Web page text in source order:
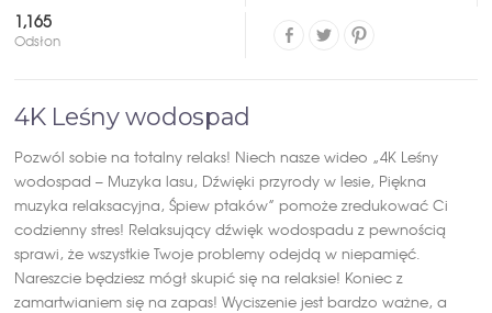
1,165
Odsłon
4K Leśny wodospad
Pozwól sobie na totalny relaks! Niech nasze wideo „4K Leśny
wodospad – Muzyka lasu, Dźwięki przyrody w lesie, Piękna
muzyka relaksacyjna, Śpiew ptaków” pomoże zredukować Ci
codzienny stres! Relaksujący dźwięk wodospadu z pewnością
sprawi, że wszystkie Twoje problemy odejdą w niepamięć.
Nareszcie będziesz mógł skupić się na relaksie! Koniec z
zamartwianiem się na zapas! Wyciszenie jest bardzo ważne, a